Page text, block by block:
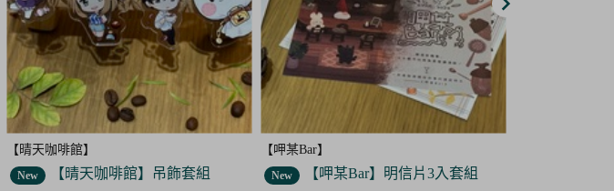
【呷某Bar】
New 【呷某Bar】明信片3入套組
【呷某Bar】
New 【呷某Bar】菟菟 吊飾